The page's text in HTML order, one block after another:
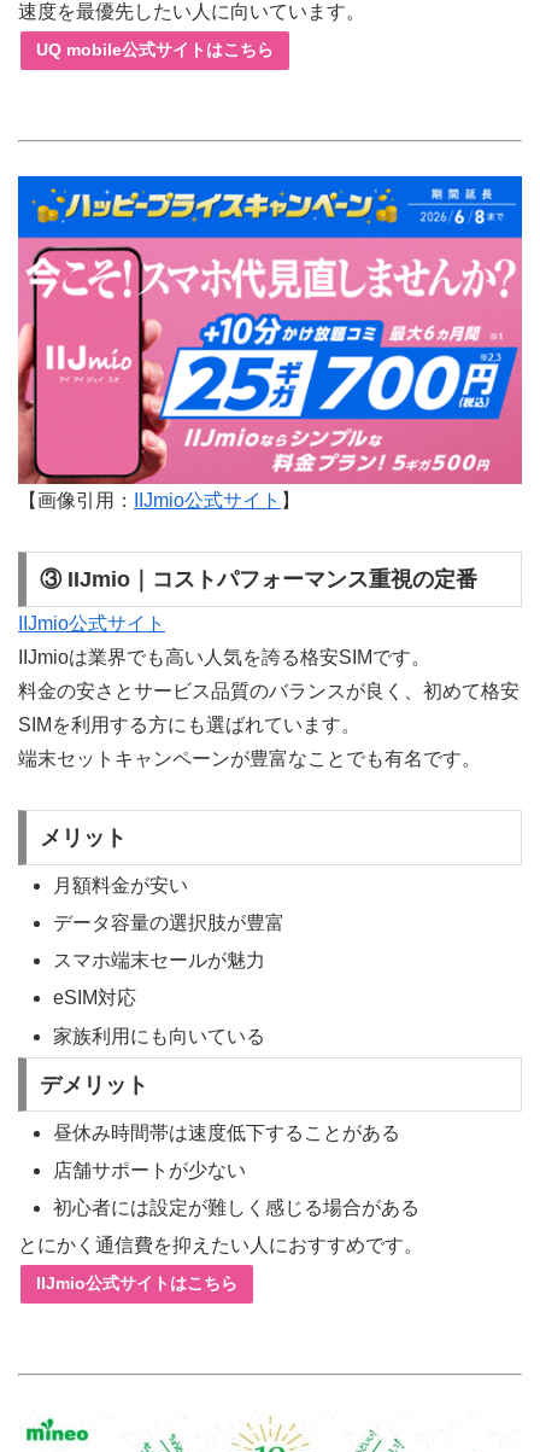
速度を最優先したい人に向いています。
UQ mobile公式サイトはこちら
【画像引用： IIJmio公式サイト 】
③ IIJmio｜コストパフォーマンス重視の定番
IIJmio公式サイト
IIJmioは業界でも高い人気を誇る格安SIMです。
料金の安さとサービス品質のバランスが良く、初めて格安
SIMを利用する方にも選ばれています。
端末セットキャンペーンが豊富なことでも有名です。
メリット
月額料金が安い
データ容量の選択肢が豊富
スマホ端末セールが魅力
eSIM対応
家族利用にも向いている
デメリット
昼休み時間帯は速度低下することがある
店舗サポートが少ない
初心者には設定が難しく感じる場合がある
とにかく通信費を抑えたい人におすすめです。
IIJmio公式サイトはこちら